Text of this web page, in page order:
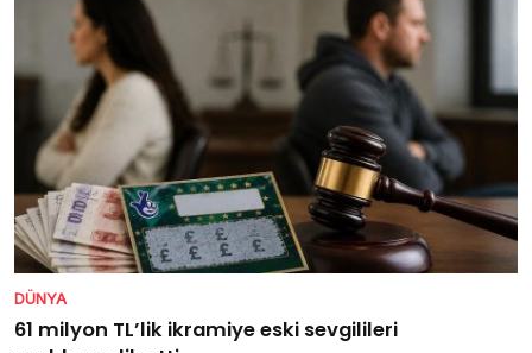
DÜNYA
61 milyon TL’lik ikramiye eski sevgilileri